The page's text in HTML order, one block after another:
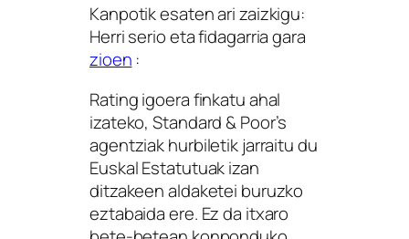
Kanpotik esaten ari zaizkigu:
Herri serio eta fidagarria gara
zioen :
Rating igoera finkatu ahal
izateko, Standard & Poor’s
agentziak hurbiletik jarraitu du
Euskal Estatutuak izan
ditzakeen aldaketei buruzko
eztabaida ere. Ez da itxaro